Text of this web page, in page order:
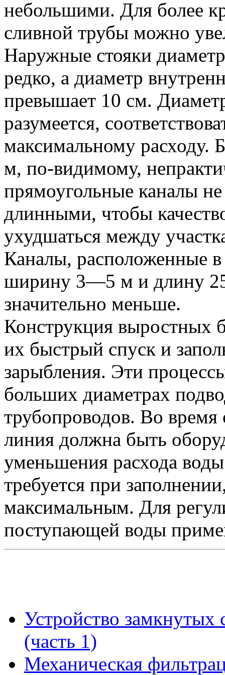
небольшими. Для более
сливной трубы можно
Наружные стояки
редко, а диаметр
превышает 10 см.
разумеется,
максимальному расходу.
м, по-видимому,
прямоугольные каналы
длинными, чтобы
ухудшаться между
Каналы, расположенные
ширину 3—5 м и длину
значительно меньше.
Конструкция выростных
их быстрый спуск и
зарыбления. Эти
больших диаметрах
трубопроводов. Во
линия должна быть
уменьшения расхода
требуется при
максимальным. Для
поступающей воды
Устройство
(часть 1)
Механическая